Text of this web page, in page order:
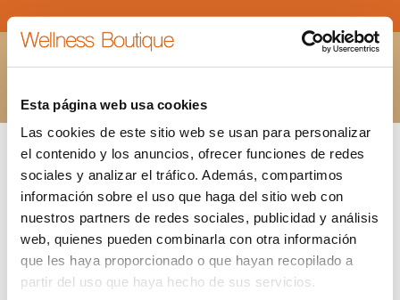
Esta página web usa cookies
Las cookies de este sitio web se usan para personalizar
el contenido y los anuncios, ofrecer funciones de redes
sociales y analizar el tráfico. Además, compartimos
información sobre el uso que haga del sitio web con
nuestros partners de redes sociales, publicidad y análisis
web, quienes pueden combinarla con otra información
que les haya proporcionado o que hayan recopilado a
partir del uso que haya hecho de sus servicios.
5-ESTRELLAS